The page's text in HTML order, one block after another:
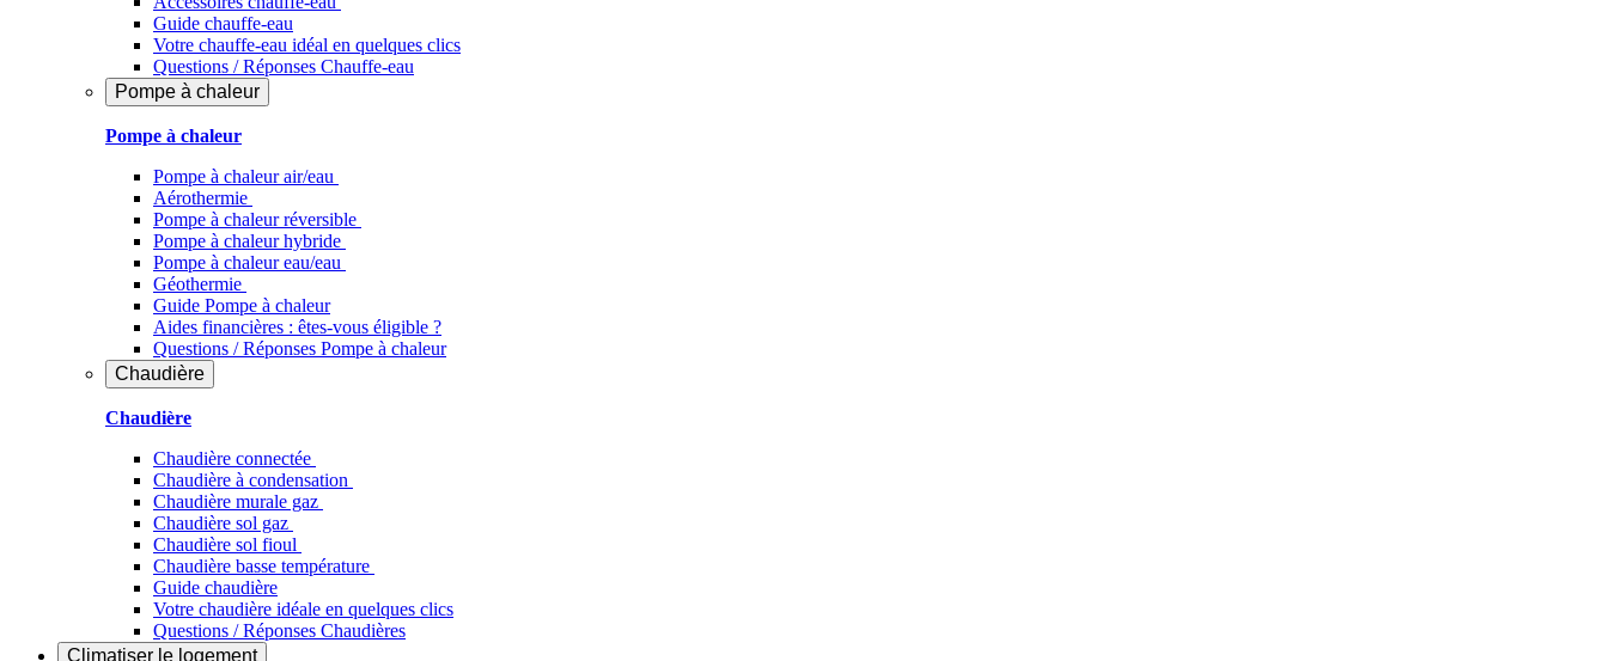
Guide chauffe-eau
Votre chauffe-eau idéal en quelques clics
Questions / Réponses Chauffe-eau
Pompe à chaleur
Pompe à chaleur
Pompe à chaleur air/eau
Aérothermie
Pompe à chaleur réversible
Pompe à chaleur hybride
Pompe à chaleur​ eau/eau
Géothermie
Guide Pompe à chaleur
Aides financières : êtes-vous éligible ?
Questions / Réponses Pompe à chaleur
Chaudière
Chaudière
Chaudière connectée
Chaudière à condensation
Chaudière murale gaz
Chaudière sol gaz
Chaudière sol fioul
Chaudière basse température
Guide chaudière
Votre chaudière idéale en quelques clics
Questions / Réponses Chaudières
Climatiser le logement